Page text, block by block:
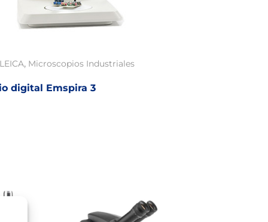
LEICA, Microscopios Industriales
digital Emspira 3